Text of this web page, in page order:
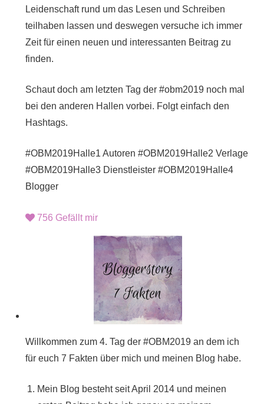
Leidenschaft rund um das Lesen und Schreiben
teilhaben lassen und deswegen versuche ich immer
Zeit für einen neuen und interessanten Beitrag zu
finden.
Schaut doch am letzten Tag der #obm2019 noch mal
bei den anderen Hallen vorbei. Folgt einfach den
Hashtags.
#OBM2019Halle1 Autoren #OBM2019Halle2 Verlage
#OBM2019Halle3 Dienstleister #OBM2019Halle4
Blogger
756 Gefällt mir
Willkommen zum 4. Tag der #OBM2019 an dem ich
für euch 7 Fakten über mich und meinen Blog habe.
Mein Blog besteht seit April 2014 und meinen